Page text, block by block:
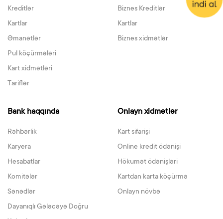
Kreditlər
Kartlar
Əmanətlər
Pul köçürmələri
Kart xidmətləri
Tariflər
Biznes Kreditlər
Kartlar
Biznes xidmətlər
Bank haqqında
Rəhbərlik
Karyera
Hesabatlar
Komitələr
Sənədlər
Dayanıqlı Gələcəyə Doğru
Onlayn xidmətlər
Kart sifarişi
Online kredit ödənişi
Hökumət ödənişləri
Kartdan karta köçürmə
Onlayn növbə